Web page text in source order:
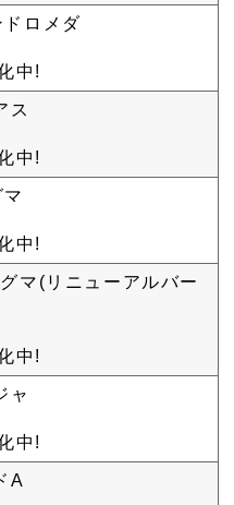
ロメダ
中!
ス
中!
中!
マ(リニューアルバー
中!
ャ
中!
A